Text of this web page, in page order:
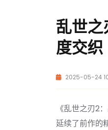
乱世之
度交织
2025-05-24
《乱世之刃2
延续了前作的